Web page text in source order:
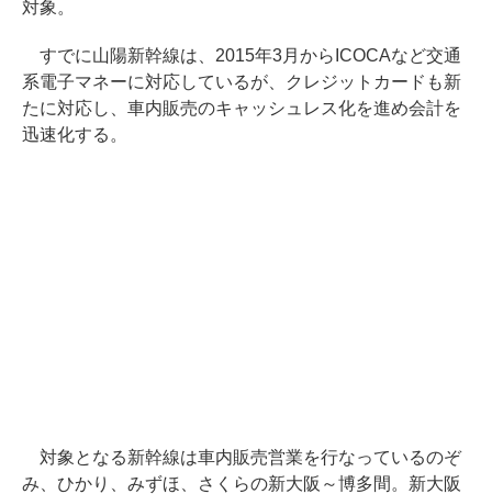
対象。
すでに山陽新幹線は、2015年3月からICOCAなど交通
系電子マネーに対応しているが、クレジットカードも新
たに対応し、車内販売のキャッシュレス化を進め会計を
迅速化する。
対象となる新幹線は車内販売営業を行なっているのぞ
み、ひかり、みずほ、さくらの新大阪～博多間。新大阪